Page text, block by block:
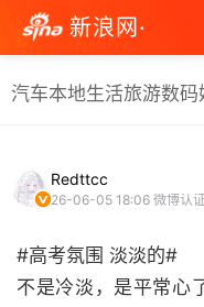
新浪网·
汽车本地生活旅游数码
Redttcc
26-06-05 18:06 微博认
#高考氛围 淡淡的#
不是冷淡，是平常心